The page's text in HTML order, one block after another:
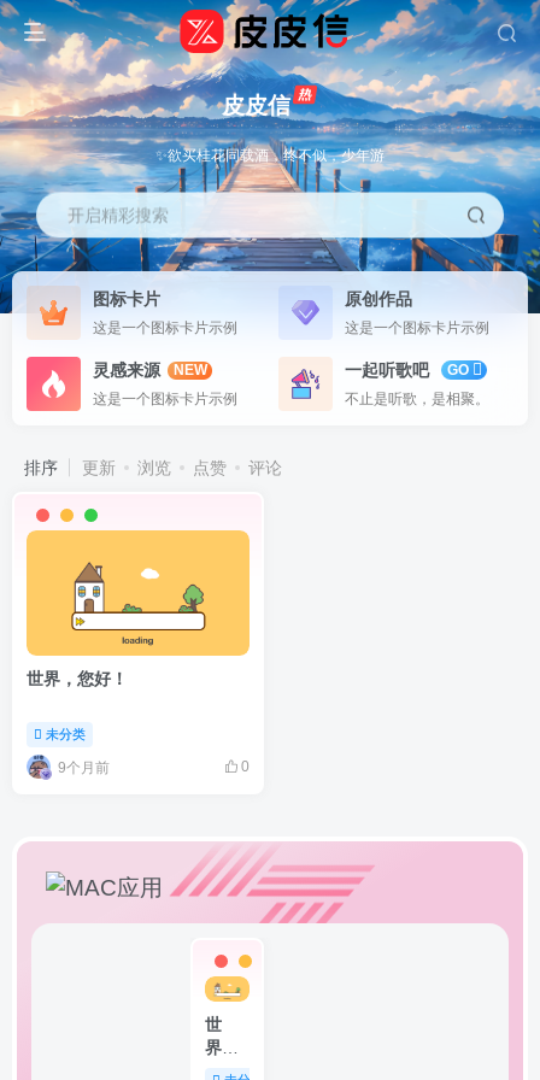
皮皮信
✨欲买桂花同载酒，终不似，少年游
开启精彩搜索
图标卡片
这是一个图标卡片示例
原创作品
这是一个图标卡片示例
灵感来源 NEW
这是一个图标卡片示例
一起听歌吧 GO
不止是听歌，是相聚。
排序 更新 浏览 点赞 评论
世界，您好！
未分类
9个月前 0
世
界，